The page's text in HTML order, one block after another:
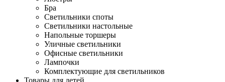
Бра
Светильники споты
Светильники настольные
Напольные торшеры
Уличные светильники
Офисные светильники
Лампочки
Комплектующие для светильников
Товары для детей